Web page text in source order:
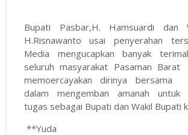
Bupati Pasbar,H. Hamsuardi dan
H.Risnawanto usai penyerahan
Media mengucapkan banyak
seluruh masyarakat Pasaman
memoercayakan dirinya bersama
dalam mengemban amanah untuk
tugas sebagai Bupati dan Wakil Bupati
**Yuda